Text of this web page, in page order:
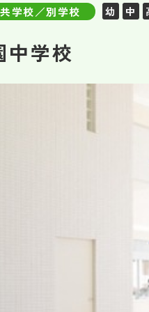
共学校／別学校 幼 中
中学校